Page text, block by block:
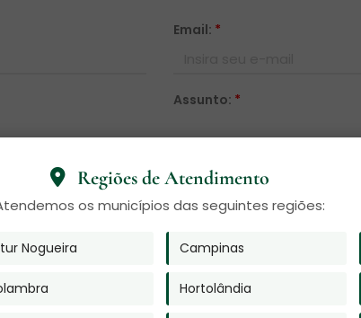
Regiões de Atendimento
os municípios das seguintes regiões:
Nogueira Campinas
Hortolândia
Email: *
Assunto: *